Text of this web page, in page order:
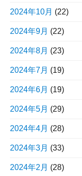
2024年10月 (22)
2024年9月 (22)
2024年8月 (23)
2024年7月 (19)
2024年6月 (19)
2024年5月 (29)
2024年4月 (28)
2024年3月 (33)
2024年2月 (28)